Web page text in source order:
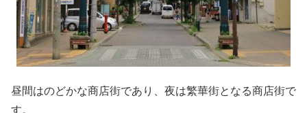
昼間はのどかな商店街であり、夜は繁華街となる商店街で
す。